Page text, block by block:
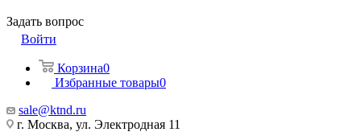
Задать вопрос
Войти
Корзина0
Избранные товары0
sale@ktnd.ru
г. Москва, ул. Электродная 11